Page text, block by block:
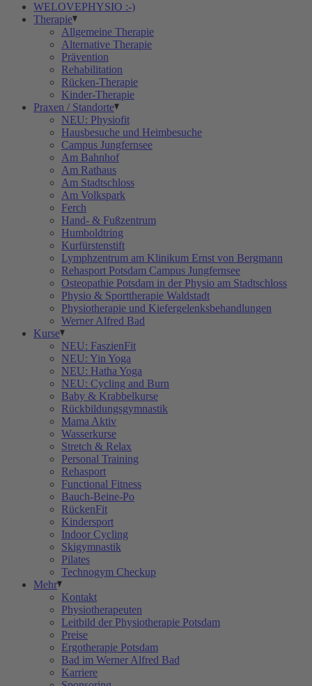
WELOVEPHYSIO :-)
Therapie
Allgemeine Therapie
Alternative Therapie
Prävention
Rehabilitation
Rücken-Therapie
Kinder-Therapie
Praxen / Standorte
NEU: Physiofit
Hausbesuche und Heimbesuche
Campus Jungfernsee
Am Bahnhof
Am Rathaus
Am Stadtschloss
Am Volkspark
Ferch
Hand- & Fußzentrum
Humboldtring
Kurfürstenstift
Lymphzentrum am Klinikum Ernst von Bergmann
Rehasport Potsdam Campus Jungfernsee
Osteopathie Potsdam in der Physio am Stadtschloss
Physio & Sporttherapie Waldstadt
Physiotherapie und Kiefergelenksbehandlungen
Werner Alfred Bad
Kurse
NEU: FaszienFit
NEU: Yin Yoga
NEU: Hatha Yoga
NEU: Cycling and Burn
Baby & Krabbelkurse
Rückbildungsgymnastik
Mama Aktiv
Wasserkurse
Stretch & Relax
Personal Training
Rehasport
Functional Fitness
Bauch-Beine-Po
RückenFit
Kindersport
Indoor Cycling
Skigymnastik
Pilates
Technogym Checkup
Mehr
Kontakt
Physiotherapeuten
Leitbild der Physiotherapie Potsdam
Preise
Ergotherapie Potsdam
Bad im Werner Alfred Bad
Karriere